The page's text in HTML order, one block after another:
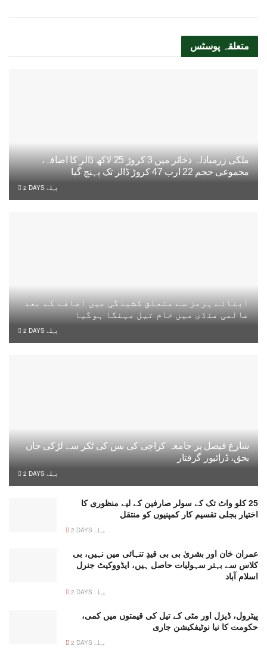
متعلقہ پوسٹس
ملکی زرمبادلہ ذخائر میں 3 کروڑ 25 لاکھ ڈالر کا اضافہ،
مجموعی حجم 22 ارب 47 کروڑ ڈالر تک پہنچ گیا
2 DAYS پہلے
آبنائے ہرمز سے متعلق کشیدگی میں اضافے کے بعد
عالمی منڈی میں خام تیل مہنگا ہوگیا
2 DAYS پہلے
شارع فیصل پر جامعہ کراچی کی بس کی ٹکر سے لڑکی جاں
بحق، ڈرائیور گرفتار
2 DAYS پہلے
25 کلو واٹ تک کے سولر صارفین کے لیے منظوری کا
اختیار بجلی تقسیم کار کمپنیوں کو منتقل
2 DAYS پہلے
عمران خان اور بشریٰ بی بی قیدِ تنہائی میں نہیں، بی
کلاس سے بہتر سہولیات حاصل ہیں، ایڈووکیٹ جنرل
اسلام آباد
2 DAYS پہلے
پیٹرول، ڈیزل اور مٹی کے تیل کی قیمتوں میں کمی،
حکومت کا نیا نوٹیفکیشن جاری
2 DAYS پہلے